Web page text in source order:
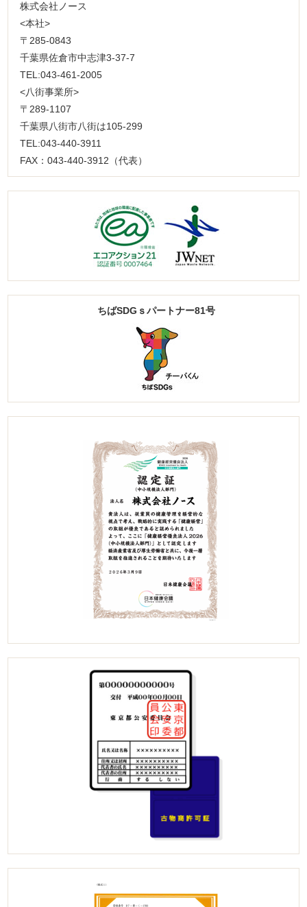
株式会社ノース
<本社>
〒285-0843
千葉県佐倉市中志津3-37-7
TEL:043-461-2005
<八街事業所>
〒289-1107
千葉県八街市八街は105-299
TEL:043-440-3911
FAX：043-440-3912（代表）
ちばSDGｓパートナー81号